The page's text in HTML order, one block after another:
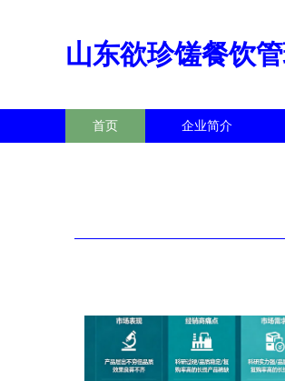
山东欲珍馐餐饮
首页 企业简介